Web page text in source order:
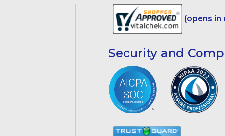
(opens in
Security and